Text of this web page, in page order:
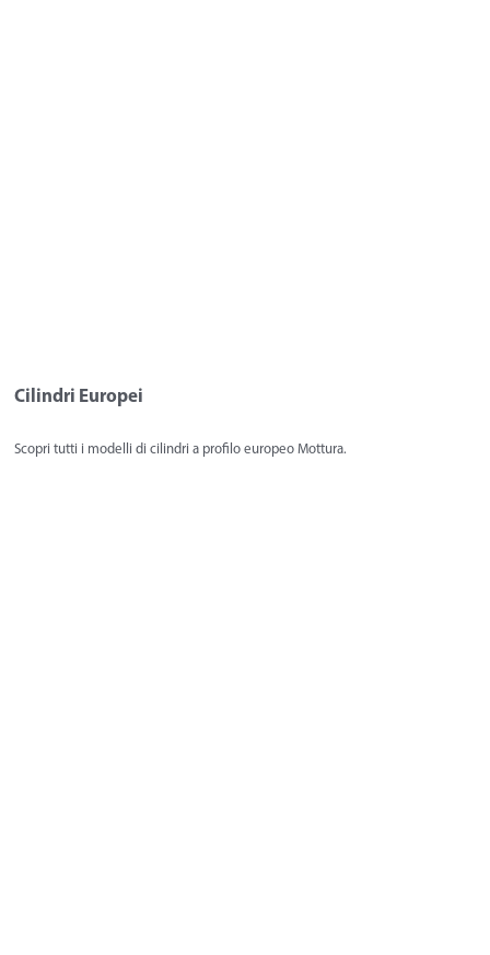
Cilindri Europei
Scopri tutti i modelli di cilindri a profilo europeo Mottura.